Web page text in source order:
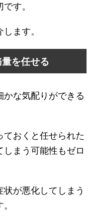
す。
ます。
を任せる
な気配りができる
おくと任せられた
まう可能性もゼロ
が悪化してしまう